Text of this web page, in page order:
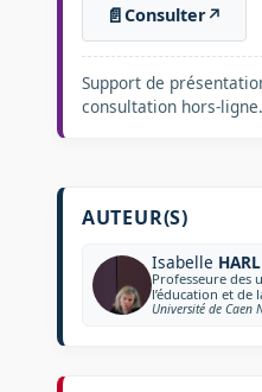
📄Consulter↗
Support de
consultation hors-ligne.
AUTEUR(S)
Isabelle
Professeure des
l’éducation et de
Université de Caen